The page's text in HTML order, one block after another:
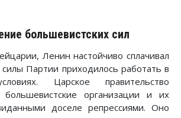
большевистских сил
Ленин настойчиво сплачивал
Партии приходилось работать в
Царское правительство
организации и их
доселе репрессиями. Оно